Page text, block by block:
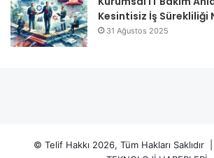
Kesintisiz İş Sürekliliği
31 Ağustos 2025
© Telif Hakkı 2026, Tüm Hakları Saklıdır